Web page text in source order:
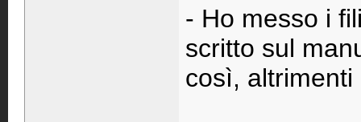
- Ho messo i
scritto sul
così,